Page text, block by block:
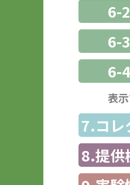
6-
6-
6-
表
7.コレ
8.提供